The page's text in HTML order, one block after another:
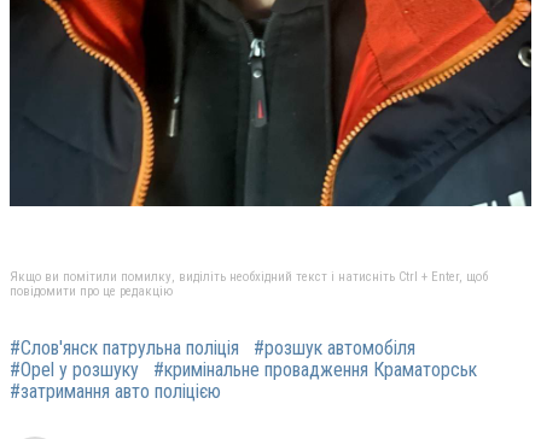
Якщо ви помітили помилку, виділіть необхідний текст і натисніть Ctrl + Enter, щоб
повідомити про це редакцію
#Слов'янск патрульна поліція
#розшук автомобіля
#Opel у розшуку
#кримінальне провадження Краматорськ
#затримання авто поліцією